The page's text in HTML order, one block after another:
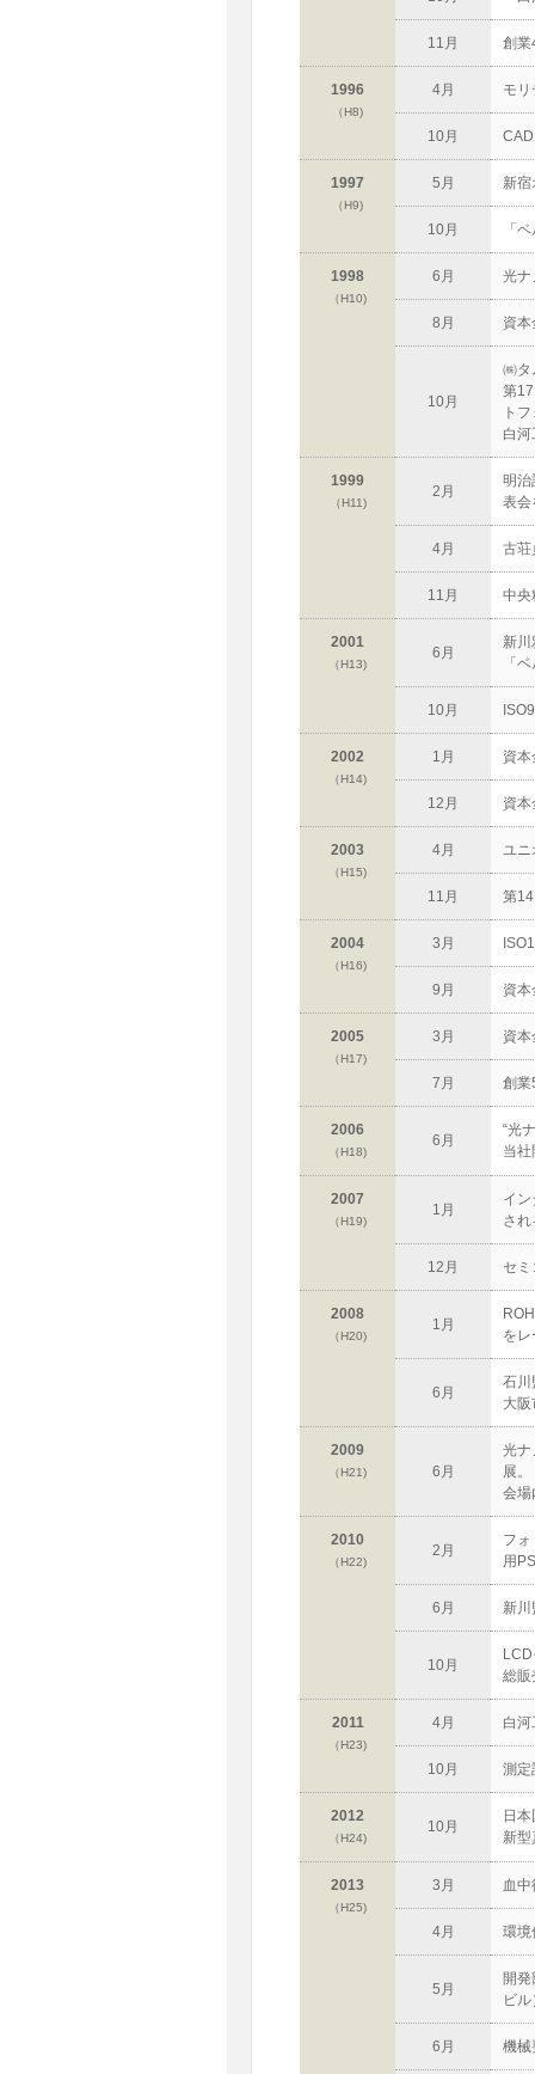
11月 創業
1996
（H8)
4月 モ
10月
1997
（H9)
5月 新
10月 「
1998
（H10)
6月 光ナ
8月 資
10月
㈱タ
第
ト
白
1999
（H11)
2月
明治
表会
4月 古荘
11月 中央
2001
（H13)
6月
新
「
10月
2002
（H14)
1月 資
12月 資
2003
（H15)
4月 ユニ
11月 第
2004
（H16)
3月
9月 資
2005
（H17)
3月 資
7月 創
2006
（H18)
6月
“光
当
2007
（H19)
1月
イ
され
12月 セ
2008
（H20)
1月
を
6月
石川
大
2009
（H21) 6月
光ナ
展。
会場
2010
（H22)
2月
フ
用
6月 新
10月
総販
2011
（H23)
4月 白
10月 測定
2012
（H24)
10月
日
新
2013
（H25)
3月 血
4月 環境
5月
開
ビ
6月 機械